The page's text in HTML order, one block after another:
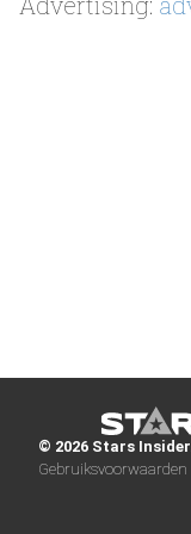
© 2026 Stars
Gebruiksvoorwaarden